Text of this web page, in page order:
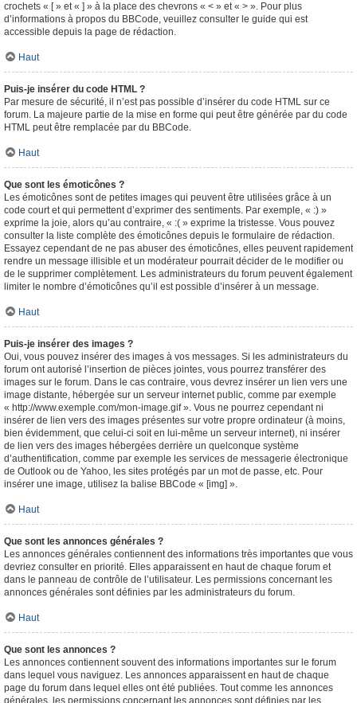
crochets « [ » et « ] » à la place des chevrons « < » et « > ». Pour plus
d’informations à propos du BBCode, veuillez consulter le guide qui est
accessible depuis la page de rédaction.
Haut
Puis-je insérer du code HTML ?
Par mesure de sécurité, il n’est pas possible d’insérer du code HTML sur ce
forum. La majeure partie de la mise en forme qui peut être générée par du code
HTML peut être remplacée par du BBCode.
Haut
Que sont les émoticônes ?
Les émoticônes sont de petites images qui peuvent être utilisées grâce à un
code court et qui permettent d’exprimer des sentiments. Par exemple, « :) »
exprime la joie, alors qu’au contraire, « :( » exprime la tristesse. Vous pouvez
consulter la liste complète des émoticônes depuis le formulaire de rédaction.
Essayez cependant de ne pas abuser des émoticônes, elles peuvent rapidement
rendre un message illisible et un modérateur pourrait décider de le modifier ou
de le supprimer complètement. Les administrateurs du forum peuvent également
limiter le nombre d’émoticônes qu’il est possible d’insérer à un message.
Haut
Puis-je insérer des images ?
Oui, vous pouvez insérer des images à vos messages. Si les administrateurs du
forum ont autorisé l’insertion de pièces jointes, vous pourrez transférer des
images sur le forum. Dans le cas contraire, vous devrez insérer un lien vers une
image distante, hébergée sur un serveur internet public, comme par exemple
« http://www.exemple.com/mon-image.gif ». Vous ne pourrez cependant ni
insérer de lien vers des images présentes sur votre propre ordinateur (à moins,
bien évidemment, que celui-ci soit en lui-même un serveur internet), ni insérer
de lien vers des images hébergées derrière un quelconque système
d’authentification, comme par exemple les services de messagerie électronique
de Outlook ou de Yahoo, les sites protégés par un mot de passe, etc. Pour
insérer une image, utilisez la balise BBCode « [img] ».
Haut
Que sont les annonces générales ?
Les annonces générales contiennent des informations très importantes que vous
devriez consulter en priorité. Elles apparaissent en haut de chaque forum et
dans le panneau de contrôle de l’utilisateur. Les permissions concernant les
annonces générales sont définies par les administrateurs du forum.
Haut
Que sont les annonces ?
Les annonces contiennent souvent des informations importantes sur le forum
dans lequel vous naviguez. Les annonces apparaissent en haut de chaque
page du forum dans lequel elles ont été publiées. Tout comme les annonces
générales, les permissions concernant les annonces sont définies par les